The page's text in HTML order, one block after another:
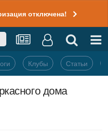
отключена!
Клубы Статьи
дома